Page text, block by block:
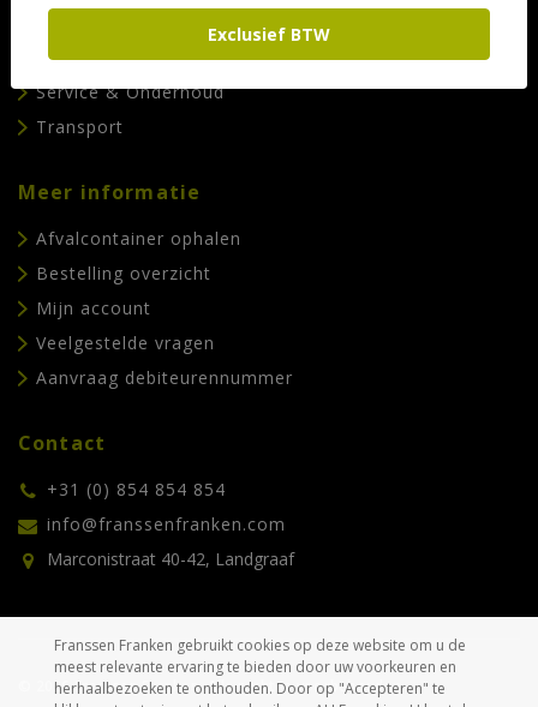
Afvalcontainer bestellen
Service & Onderhoud
Transport
Meer informatie
Afvalcontainer ophalen
Bestelling overzicht
Mijn account
Veelgestelde vragen
Aanvraag debiteurennummer
Contact
+31 (0) 854 854 854
info@franssenfranken.com
Marconistraat 40-42, Landgraaf
© 2026 Franssen Franken. Alle rechten voorbehouden.
Exclusief BTW
Franssen Franken gebruikt cookies op deze website om u de
meest relevante ervaring te bieden door uw voorkeuren en
herhaalbezoeken te onthouden. Door op "Accepteren" te